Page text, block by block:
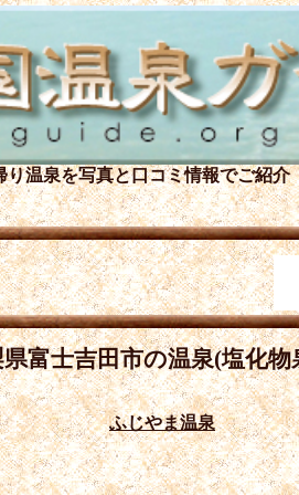
り温泉を写真と口コミ情報でご紹介
富士吉田市の温泉(塩化物
ふじやま温泉